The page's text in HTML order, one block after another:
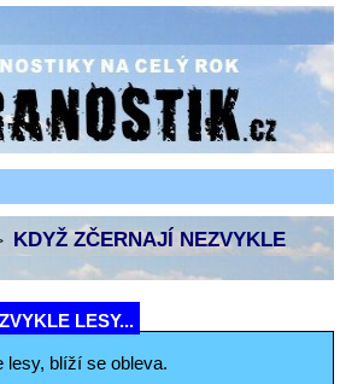
KDYŽ ZČERNAJÍ NEZVYKLE
LESY...
blíží se obleva.